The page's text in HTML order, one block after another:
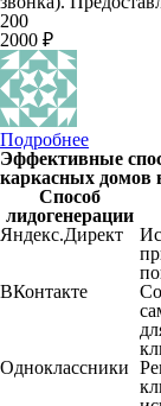
200
2000 ₽
Подробнее
Эффективные
каркасных домов
Способ
лидогенерации
Яндекс.Директ
ВКонтакте
Одноклассники